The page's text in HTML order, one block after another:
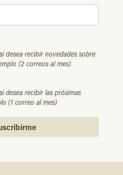
desea recibir novedades sobre
(2 correos al mes)
desea recibir las próximas
(1 correo al mes)